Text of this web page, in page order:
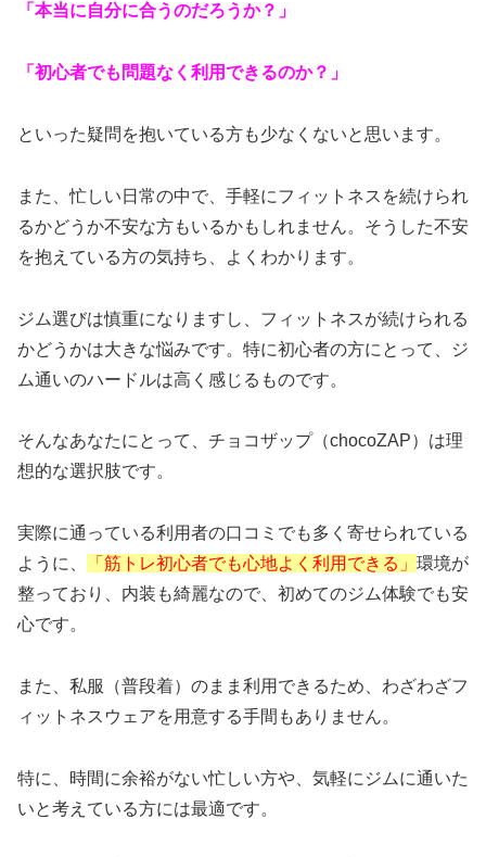
「本当に自分に合うのだろうか？」
「初心者でも問題なく利用できるのか？」
といった疑問を抱いている方も少なくないと思います。
また、忙しい日常の中で、手軽にフィットネスを続けられ
るかどうか不安な方もいるかもしれません。そうした不安
を抱えている方の気持ち、よくわかります。
ジム選びは慎重になりますし、フィットネスが続けられる
かどうかは大きな悩みです。特に初心者の方にとって、ジ
ム通いのハードルは高く感じるものです。
そんなあなたにとって、チョコザップ（chocoZAP）は理
想的な選択肢です。
実際に通っている利用者の口コミでも多く寄せられている
ように、
「筋トレ初心者でも心地よく利用できる」 環境が
整っており、内装も綺麗なので、初めてのジム体験でも安
心です。
また、私服（普段着）のまま利用できるため、わざわざフ
ィットネスウェアを用意する手間もありません。
特に、時間に余裕がない忙しい方や、気軽にジムに通いた
いと考えている方には最適です。